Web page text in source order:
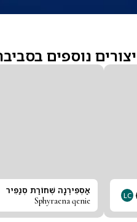
יצורים נוספים
LC אַסְפִּירֶנָה שְׁחוֹרַת סְנַפִּיר
Sphyraena qenie